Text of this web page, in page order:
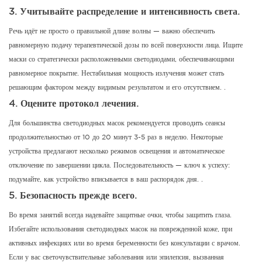
3. Учитывайте распределение и интенсивность света.
Речь идёт не просто о правильной длине волны — важно обеспечить
равномерную подачу терапевтической дозы по всей поверхности лица. Ищите
маски со стратегически расположенными светодиодами, обеспечивающими
равномерное покрытие. Нестабильная мощность излучения может стать
решающим фактором между видимым результатом и его отсутствием. .
4. Оцените протокол лечения.
Для большинства светодиодных масок рекомендуется проводить сеансы
продолжительностью от 10 до 20 минут 3-5 раз в неделю. Некоторые
устройства предлагают несколько режимов освещения и автоматическое
отключение по завершении цикла. Последовательность — ключ к успеху:
подумайте, как устройство вписывается в ваш распорядок дня. .
5. Безопасность прежде всего.
Во время занятий всегда надевайте защитные очки, чтобы защитить глаза.
Избегайте использования светодиодных масок на поврежденной коже, при
активных инфекциях или во время беременности без консультации с врачом.
Если у вас светочувствительные заболевания или эпилепсия, вызванная